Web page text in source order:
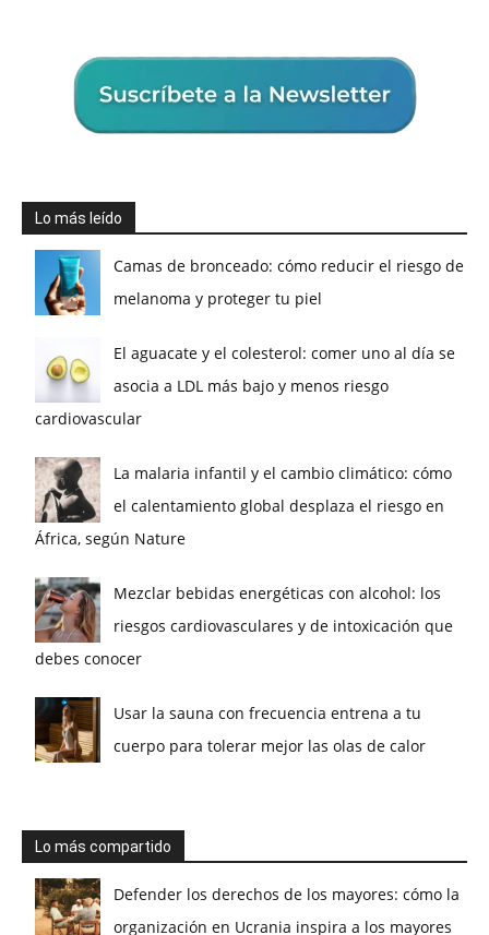
Lo más leído
Camas de bronceado: cómo reducir el riesgo de
melanoma y proteger tu piel
El aguacate y el colesterol: comer uno al día se
asocia a LDL más bajo y menos riesgo
cardiovascular
La malaria infantil y el cambio climático: cómo
el calentamiento global desplaza el riesgo en
África, según Nature
Mezclar bebidas energéticas con alcohol: los
riesgos cardiovasculares y de intoxicación que
debes conocer
Usar la sauna con frecuencia entrena a tu
cuerpo para tolerar mejor las olas de calor
Lo más compartido
Defender los derechos de los mayores: cómo la
organización en Ucrania inspira a los mayores